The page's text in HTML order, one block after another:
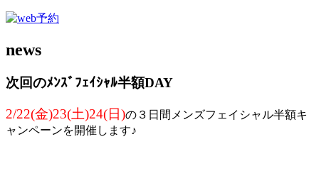
news
次回のﾒﾝｽﾞﾌｪｲｼｬﾙ半額DAY
2/22(金)23(土)24(日)の３日間メンズフェイシャル半額キ
ャンペーンを開催します♪